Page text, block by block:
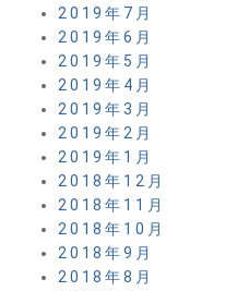
2019年7月
2019年6月
2019年5月
2019年4月
2019年3月
2019年2月
2019年1月
2018年12月
2018年11月
2018年10月
2018年9月
2018年8月